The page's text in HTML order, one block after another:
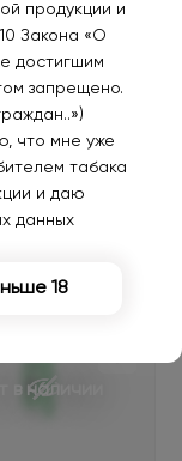
в наличии
Кислое
яблоко
в наличии
продукции и
Закона «О
достигшим
запрещено.
что мне уже
табака
и даю
данных
18